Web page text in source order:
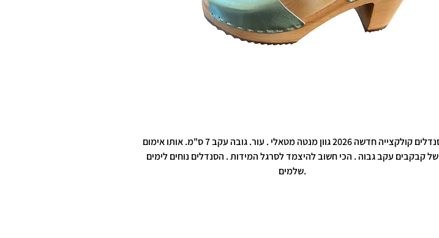
סנדלים קולקצייה חדשה 2026 גוון מנטה מטאלי . עור. גובה עקב 7 ס"מ. אותו אימום
של קבקבים עקב גבוה . הכי חשוב להיצמד לסרגל המידות . הסנדלים נוחים לימים
שלמים.